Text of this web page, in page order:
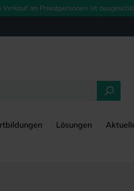
an Privatpersonen ist
Lösungen